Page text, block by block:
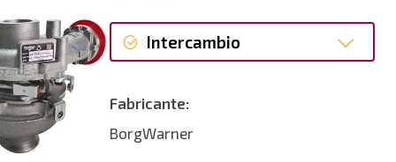
Intercambio
Reconstrucción
Fabricante:
BorgWarner